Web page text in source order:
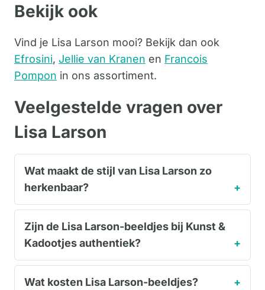
Bekijk ook
Vind je Lisa Larson mooi? Bekijk dan ook
Efrosini, Jellie van Kranen en Francois
Pompon in ons assortiment.
Veelgestelde vragen over
Lisa Larson
Wat maakt de stijl van Lisa Larson zo
herkenbaar?
Zijn de Lisa Larson-beeldjes bij Kunst &
Kadootjes authentiek?
Wat kosten Lisa Larson-beeldjes?